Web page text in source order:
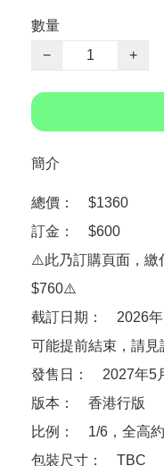
數量
−
+
簡介
總價：　$1360
訂金：　$600
⚠️此乃訂購頁面，繳
$760⚠️
截訂日期：　2026
可能提前結束，請見
發售日：　2027年5
版本：　香港行版
比例：　1/6，全高
包裝尺寸：　TBC